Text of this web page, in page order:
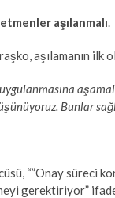
aşılanmalı
aşılamanın ilk
uygulanmasına
Bunlar
“”Onay süreci
gerektiriyor”